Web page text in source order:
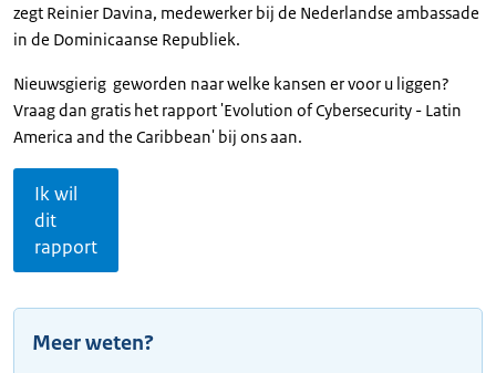
zegt Reinier Davina, medewerker bij de Nederlandse ambassade
in de Dominicaanse Republiek.
Nieuwsgierig geworden naar welke kansen er voor u liggen?
Vraag dan gratis het rapport 'Evolution of Cybersecurity - Latin
America and the Caribbean' bij ons aan.
Ik wil
dit
rapport
Meer weten?